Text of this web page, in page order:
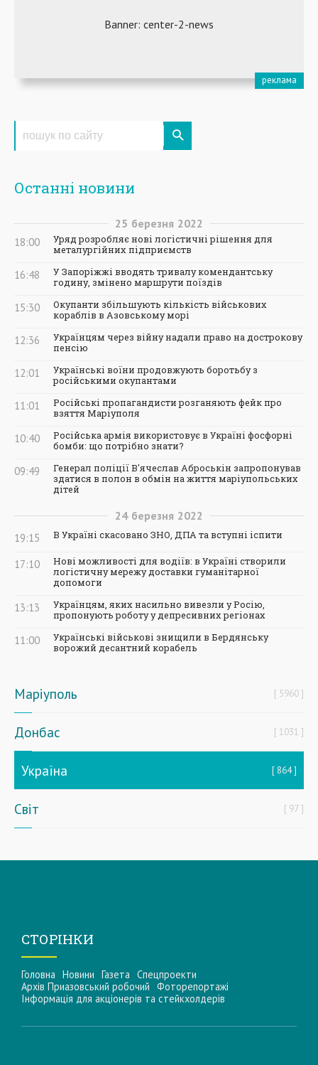
Останні новини
25 березня 2022
18:00
Уряд розробляє нові логістичні рішення для
металургійних підприємств
16:48
У Запоріжжі вводять тривалу комендантську
годину, змінено маршрути поїздів
15:30
Окупанти збільшують кількість військових
кораблів в Азовському морі
12:36
Українцям через війну надали право на дострокову
пенсію
12:01
Українські воїни продовжують боротьбу з
російськими окупантами
11:01
Російські пропагандисти розганяють фейк про
взяття Маріуполя
10:40
Російська армія використовує в Україні фосфорні
бомби: що потрібно знати?
09:49
Генерал поліції В'ячеслав Аброськін запропонував
здатися в полон в обмін на життя маріупольських
дітей
24 березня 2022
19:15 В Україні скасовано ЗНО, ДПА та вступні іспити
17:10
Нові можливості для водіїв: в Україні створили
логістичну мережу доставки гуманітарної
допомоги
13:13
Українцям, яких насильно вивезли у Росію,
пропонують роботу у депресивних регіонах
11:00
Українські військові знищили в Бердянську
ворожий десантний корабель
Маріуполь 5960
Донбас 1031
Україна 864
Світ 97
СТОРІНКИ
Головна Новини Газета Спецпроекти
Архів Приазовський робочий Фоторепортажі
Інформацiя для акцiонерiв та стейкхолдерiв